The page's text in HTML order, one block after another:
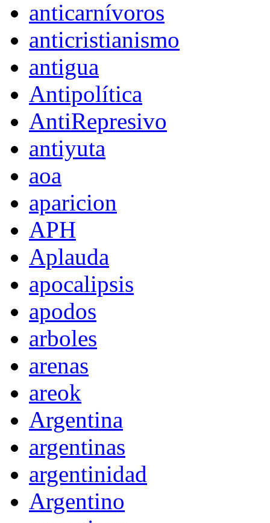
anticarnívoros
anticristianismo
antigua
Antipolítica
AntiRepresivo
antiyuta
aoa
aparicion
APH
Aplauda
apocalipsis
apodos
arboles
arenas
areok
Argentina
argentinas
argentinidad
Argentino